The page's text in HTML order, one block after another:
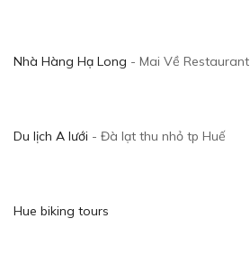
Nhà Hàng Hạ Long - Mai Về Restaurant
Du lịch A lưới - Đà lạt thu nhỏ tp Huế
Hue biking tours